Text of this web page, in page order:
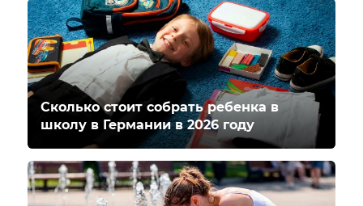
Сколько стоит собрать ребенка в
школу в Германии в 2026 году